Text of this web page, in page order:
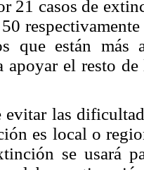
21 casos de
que están
apoyar el resto
las
es local o
se usará